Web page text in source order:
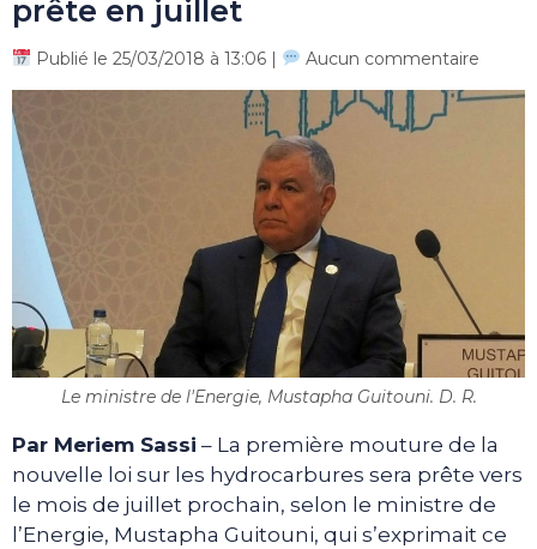
prête en juillet
Publié le 25/03/2018 à 13:06 | Aucun commentaire
Le ministre de l'Energie, Mustapha Guitouni. D. R.
Par Meriem Sassi – La première mouture de la
nouvelle loi sur les hydrocarbures sera prête vers
le mois de juillet prochain, selon le ministre de
l’Energie, Mustapha Guitouni, qui s’exprimait ce